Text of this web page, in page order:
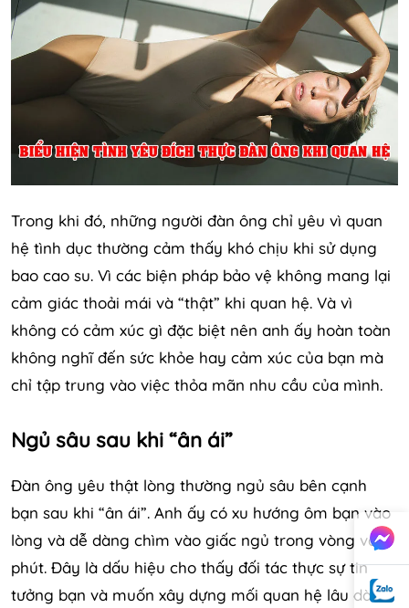
Trong khi đó, những người đàn ông chỉ yêu vì quan
hệ tình dục thường cảm thấy khó chịu khi sử dụng
bao cao su. Vì các biện pháp bảo vệ không mang lại
cảm giác thoải mái và “thật” khi quan hệ. Và vì
không có cảm xúc gì đặc biệt nên anh ấy hoàn toàn
không nghĩ đến sức khỏe hay cảm xúc của bạn mà
chỉ tập trung vào việc thỏa mãn nhu cầu của mình.
Ngủ sâu sau khi “ân ái”
Đàn ông yêu thật lòng thường ngủ sâu bên cạnh
bạn sau khi “ân ái”. Anh ấy có xu hướng ôm bạn vào
lòng và dễ dàng chìm vào giấc ngủ trong vòng vài
phút. Đây là dấu hiệu cho thấy đối tác thực sự tin
tưởng bạn và muốn xây dựng mối quan hệ lâu dài